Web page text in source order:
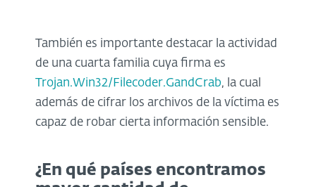
También es importante destacar la actividad
de una cuarta familia cuya firma es
Trojan.Win32/Filecoder.GandCrab, la cual
además de cifrar los archivos de la víctima es
capaz de robar cierta información sensible.
¿En qué países encontramos